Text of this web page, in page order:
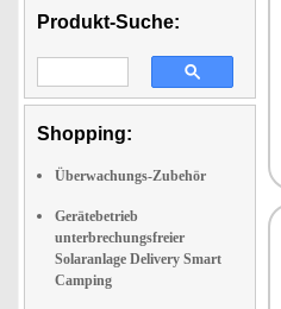
Produkt-Suche:
Shopping:
Überwachungs-Zubehör
Gerätebetrieb
unterbrechungsfreier
Solaranlage Delivery Smart
Camping